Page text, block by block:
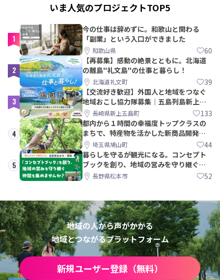
いま人気のプロジェクトTOP5
1
今の仕事は辞めずに。和歌山と関わる
「副業」という入口ができました
和歌山県 60
2
【再募集】感動の絶景とともに。北海道
の離島"礼文島"の仕事と暮らし！
北海道礼文町 39
3
【交流好き歓迎】外国人と地域をつなぐ
地域おこし協力隊募集｜五島列島新上五
島町長崎県新上五島町 133
4
都内から１時間の幸福度トップクラスの
まちで、特産物を活かした新商品開発＆
PRメンバー募集！
埼玉県鳩山町 44
5
暮らしを守るが観光になる。コンセプト
ブックを創り、地域の営みを守り継ぐ仲
間を集めませんか？
長野県松本市 52
地域の人から声がかかる
地域とつながるプラットフォーム
新規ユーザー登録（無料）